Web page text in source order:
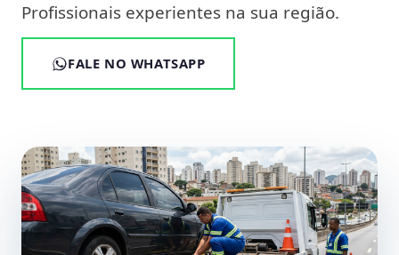
Profissionais experientes na sua região.
FALE NO WHATSAPP